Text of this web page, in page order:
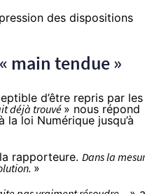
des dispositions
main tendue »
d’être repris par les
déjà trouvé » nous répond
loi Numérique jusqu’à
rapporteure. Dans la
»